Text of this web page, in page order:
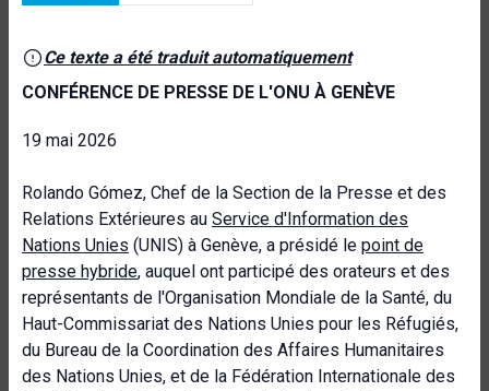
Ce texte a été traduit automatiquement
CONFÉRENCE DE PRESSE DE L'ONU À GENÈVE
19 mai 2026
Rolando Gómez, Chef de la Section de la Presse et des
Relations Extérieures au Service d'Information des
Nations Unies (UNIS) à Genève, a présidé le point de
presse hybride, auquel ont participé des orateurs et des
représentants de l'Organisation Mondiale de la Santé, du
Haut-Commissariat des Nations Unies pour les Réfugiés,
du Bureau de la Coordination des Affaires Humanitaires
des Nations Unies, et de la Fédération Internationale des